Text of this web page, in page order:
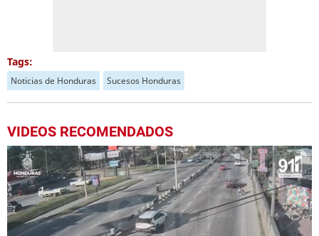
Tags:
Noticias de Honduras Sucesos Honduras
VIDEOS RECOMENDADOS